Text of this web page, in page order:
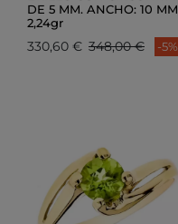
DE 5 MM. ANCHO: 10 MM
2,24gr
330,60 € 348,00 € -5%